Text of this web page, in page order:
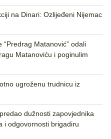
na Dinari: Ozlijeđeni Nijemac
“Predrag Matanović” odali
Matanoviću i poginulim
ugroženu trudnicu iz
dužnosti zapovjednika
i odgovornosti brigadiru